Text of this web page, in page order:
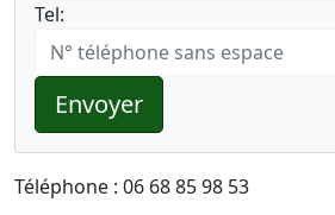
Tel:
Envoyer
Téléphone : 06 68 85 98 53